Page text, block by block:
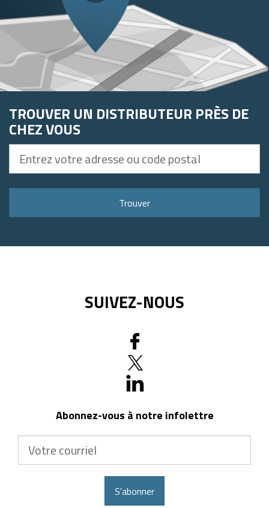
TROUVER UN DISTRIBUTEUR PRÈS DE
CHEZ VOUS
votre
Trouver
SUIVEZ-NOUS
Abonnez-vous à notre infolettre
S'abonner